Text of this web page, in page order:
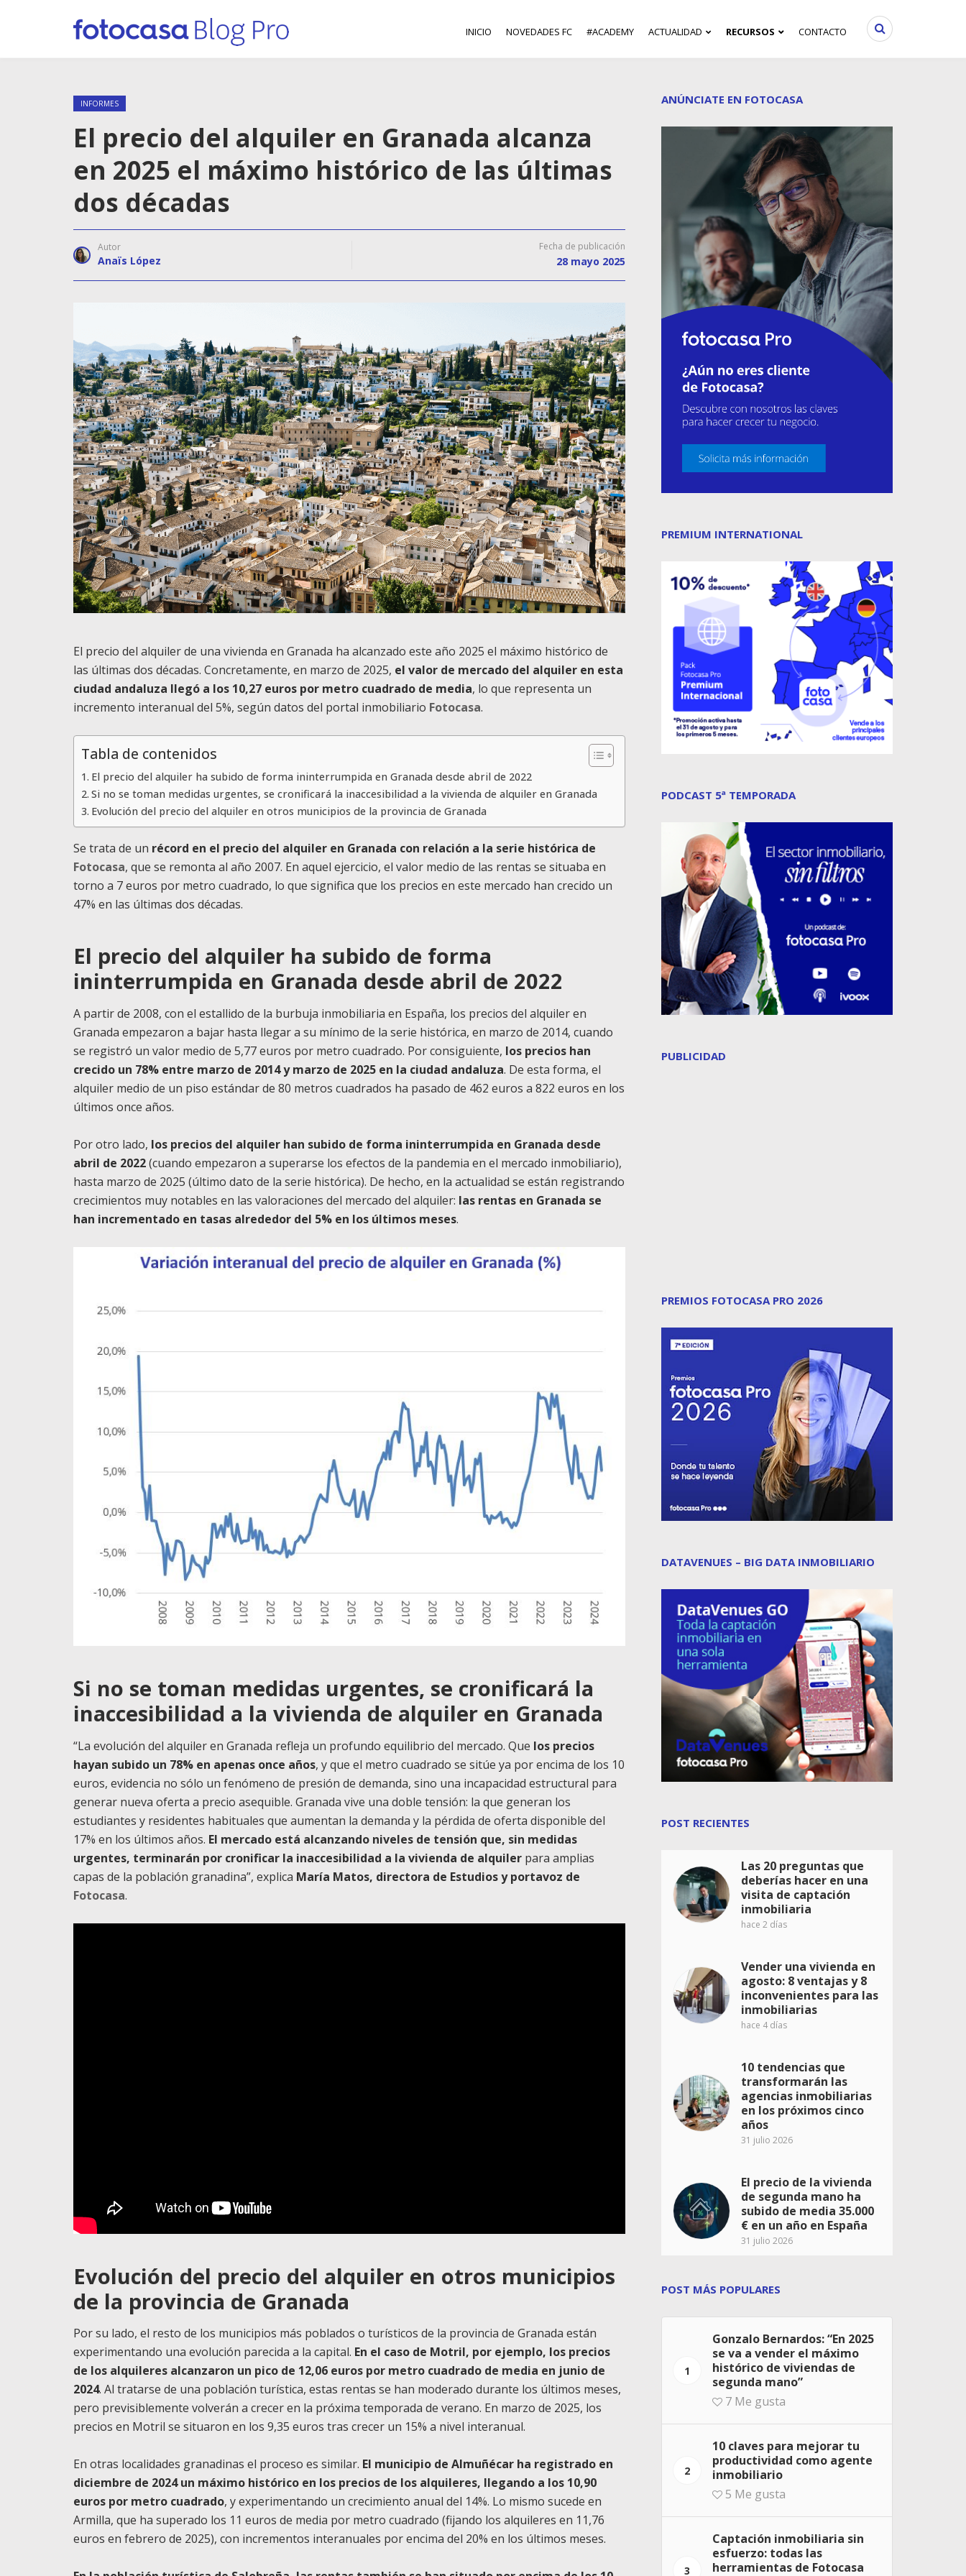
INICIO NOVEDADES FC #ACADEMY ACTUALIDAD RECURSOS CONTACTO
INFORMES
El precio del alquiler en Granada alcanza
en 2025 el máximo histórico de las últimas
dos décadas
Autor
Anaïs López
Fecha de publicación
28 mayo 2025
El precio del alquiler de una vivienda en Granada ha alcanzado este año 2025 el máximo histórico de
las últimas dos décadas. Concretamente, en marzo de 2025, el valor de mercado del alquiler en esta
ciudad andaluza llegó a los 10,27 euros por metro cuadrado de media, lo que representa un
incremento interanual del 5%, según datos del portal inmobiliario Fotocasa.
Tabla de contenidos
El precio del alquiler ha subido de forma ininterrumpida en Granada desde abril de 2022
Si no se toman medidas urgentes, se cronificará la inaccesibilidad a la vivienda de alquiler en Granada
Evolución del precio del alquiler en otros municipios de la provincia de Granada
Se trata de un récord en el precio del alquiler en Granada con relación a la serie histórica de
Fotocasa, que se remonta al año 2007. En aquel ejercicio, el valor medio de las rentas se situaba en
torno a 7 euros por metro cuadrado, lo que significa que los precios en este mercado han crecido un
47% en las últimas dos décadas.
El precio del alquiler ha subido de forma
ininterrumpida en Granada desde abril de 2022
A partir de 2008, con el estallido de la burbuja inmobiliaria en España, los precios del alquiler en
Granada empezaron a bajar hasta llegar a su mínimo de la serie histórica, en marzo de 2014, cuando
se registró un valor medio de 5,77 euros por metro cuadrado. Por consiguiente, los precios han
crecido un 78% entre marzo de 2014 y marzo de 2025 en la ciudad andaluza. De esta forma, el
alquiler medio de un piso estándar de 80 metros cuadrados ha pasado de 462 euros a 822 euros en los
últimos once años.
Por otro lado, los precios del alquiler han subido de forma ininterrumpida en Granada desde
abril de 2022(cuando empezaron a superarse los efectos de la pandemia en el mercado inmobiliario),
hasta marzo de 2025 (último dato de la serie histórica). De hecho, en la actualidad se están registrando
crecimientos muy notables en las valoraciones del mercado del alquiler: las rentas en Granada se
han incrementado en tasas alrededor del 5% en los últimos meses.
Si no se toman medidas urgentes, se cronificará la
inaccesibilidad a la vivienda de alquiler en Granada
“La evolución del alquiler en Granada refleja un profundo equilibrio del mercado. Que los precios
hayan subido un 78% en apenas once años, y que el metro cuadrado se sitúe ya por encima de los 10
euros, evidencia no sólo un fenómeno de presión de demanda, sino una incapacidad estructural para
generar nueva oferta a precio asequible. Granada vive una doble tensión: la que generan los
estudiantes y residentes habituales que aumentan la demanda y la pérdida de oferta disponible del
17% en los últimos años. El mercado está alcanzando niveles de tensión que, sin medidas
urgentes, terminarán por cronificar la inaccesibilidad a la vivienda de alquiler para amplias
capas de la población granadina”, explica María Matos, directora de Estudios y portavoz de
Fotocasa.
Evolución del precio del alquiler en otros municipios
de la provincia de Granada
Por su lado, el resto de los municipios más poblados o turísticos de la provincia de Granada están
experimentando una evolución parecida a la capital. En el caso de Motril, por ejemplo, los precios
de los alquileres alcanzaron un pico de 12,06 euros por metro cuadrado de media en junio de
2024. Al tratarse de una población turística, estas rentas se han moderado durante los últimos meses,
pero previsiblemente volverán a crecer en la próxima temporada de verano. En marzo de 2025, los
precios en Motril se situaron en los 9,35 euros tras crecer un 15% a nivel interanual.
En otras localidades granadinas el proceso es similar. El municipio de Almuñécar ha registrado en
diciembre de 2024 un máximo histórico en los precios de los alquileres, llegando a los 10,90
euros por metro cuadrado, y experimentando un crecimiento anual del 14%. Lo mismo sucede en
Armilla, que ha superado los 11 euros de media por metro cuadrado (fijando los alquileres en 11,76
euros en febrero de 2025), con incrementos interanuales por encima del 20% en los últimos meses.
ANÚNCIATE EN FOTOCASA
PREMIUM INTERNATIONAL
PODCAST 5ª TEMPORADA
PUBLICIDAD
PREMIOS FOTOCASA PRO 2026
DATAVENUES – BIG DATA INMOBILIARIO
POST RECIENTES
Las 20 preguntas que
deberías hacer en una
visita de captación
inmobiliaria
hace 2 días
Vender una vivienda en
agosto: 8 ventajas y 8
inconvenientes para las
inmobiliarias
hace 4 días
10 tendencias que
transformarán las
agencias inmobiliarias
en los próximos cinco
años
31 julio 2026
El precio de la vivienda
de segunda mano ha
subido de media 35.000
€ en un año en España
31 julio 2026
POST MÁS POPULARES
1
Gonzalo Bernardos: “En 2025
se va a vender el máximo
histórico de viviendas de
segunda mano”
7 Me gusta
2
10 claves para mejorar tu
productividad como agente
inmobiliario
5 Me gusta
3
Captación inmobiliaria sin
esfuerzo: todas las
herramientas de Fotocasa